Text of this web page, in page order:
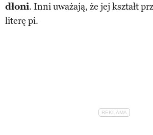
dłoni. Inni uważają, że jej kształt
literę pi.